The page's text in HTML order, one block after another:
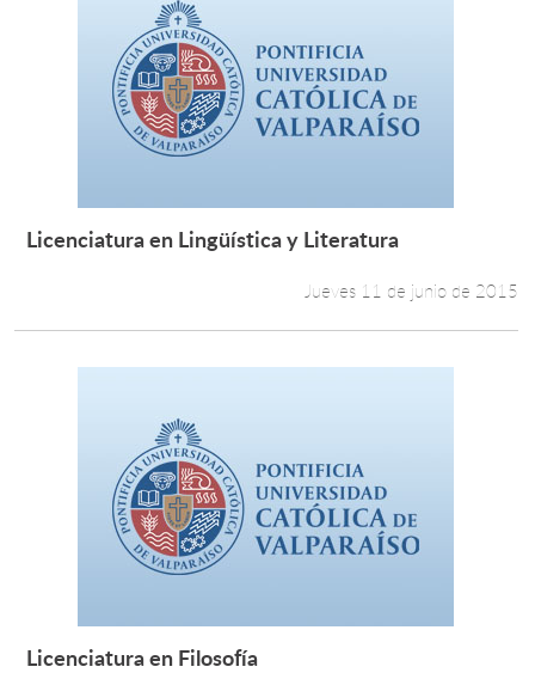
Leer más +
Licenciatura en Lingüística y Literatura
Jueves 11 de junio de 2015
Licenciatura en Filosofía